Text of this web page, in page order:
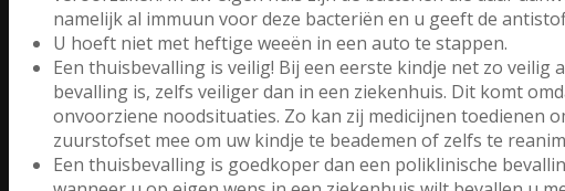
namelijk al immuun voor deze bacteriën en u geeft de
U hoeft niet met heftige weeën in een auto te stappen.
Een thuisbevalling is veilig! Bij een eerste kindje net zo
bevalling is, zelfs veiliger dan in een ziekenhuis. Dit komt
onvoorziene noodsituaties. Zo kan zij medicijnen toedienen
zuurstofset mee om uw kindje te beademen of zelfs te
Een thuisbevalling is goedkoper dan een poliklinische